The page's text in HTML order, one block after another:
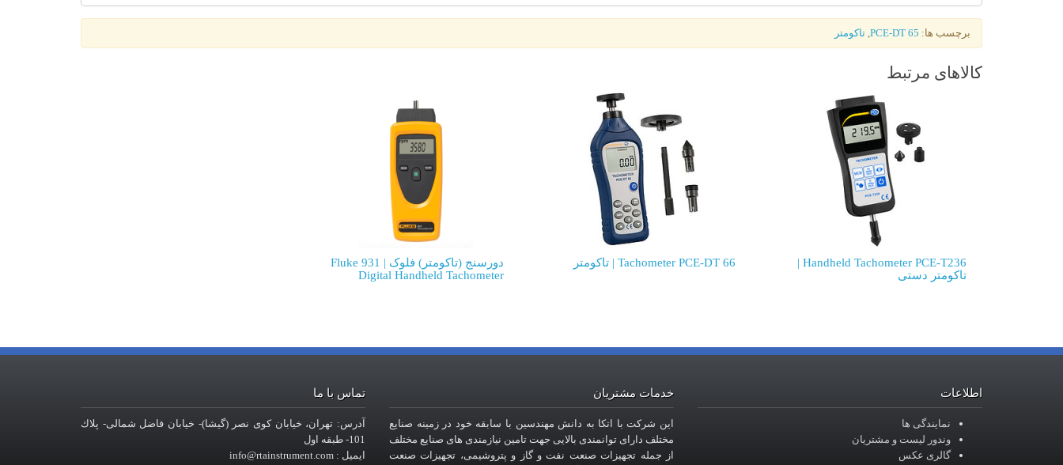
برچسب ها: PCE-DT 65
, تاکومتر
کالاهای مرتبط
Handheld Tachometer PCE-T236 |
تاکومتر دستی
Tachometer PCE-DT 66 | تاکومتر
دورسنج (تاکومتر) فلوک | Fluke 931
Digital Handheld Tachometer
اطلاعات
نمایندگی ها
وندور لیست و مشتریان
گالری عکس
خدمات مشتریان
این شرکت با اتکا به دانش مهندسین با سابقه خود در زمینه صنایع
مختلف دارای توانمندی بالایی جهت تامین نیازمندی های صنایع مختلف
از جمله تجهیزات صنعت نفت و گاز و پتروشیمی، تجهیزات صنعت
تماس با ما
آدرس: تهران، خيابان کوی نصر (گیشا)- خيابان فاضل شمالی- پلاك
101- طبقه اول
ایمیل : info@rtainstrument.com